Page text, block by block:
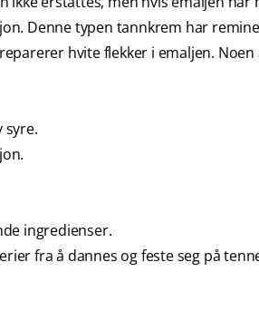
Denne typen tannkrem har
hvite flekker i emaljen.
syre.
ingredienser.
fra å dannes og feste seg på